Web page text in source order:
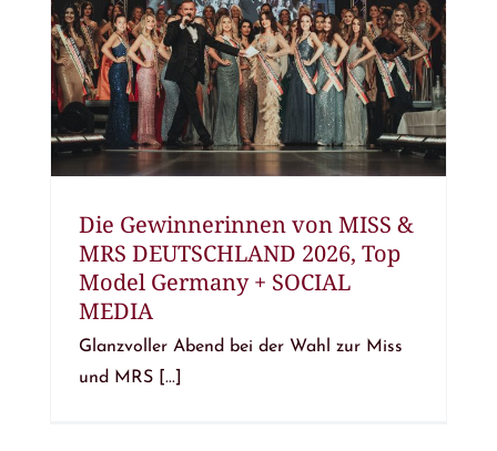
Die Gewinnerinnen von MISS &
MRS DEUTSCHLAND 2026, Top
Model Germany + SOCIAL
MEDIA
Glanzvoller Abend bei der Wahl zur Miss
und MRS [...]